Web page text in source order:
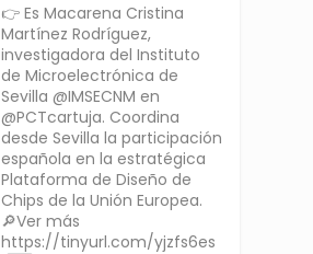
👉 Es Macarena Cristina
Martínez Rodríguez,
investigadora del Instituto
de Microelectrónica de
Sevilla @IMSECNM en
@PCTcartuja. Coordina
desde Sevilla la participación
española en la estratégica
Plataforma de Diseño de
Chips de la Unión Europea.
🔎Ver más
https://tinyurl.com/yjzfs6es